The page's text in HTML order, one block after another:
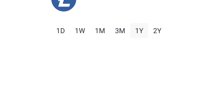
1D 1W 1M 3M 1Y 2Y